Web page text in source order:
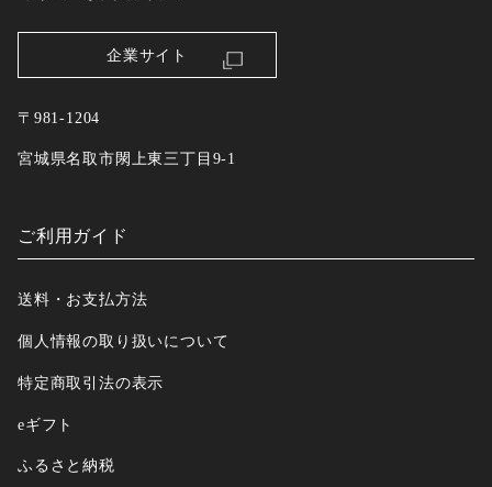
企業サイト
〒981-1204
宮城県名取市閖上東三丁目9-1
ご利用ガイド
送料・お支払方法
個人情報の取り扱いについて
特定商取引法の表示
eギフト
ふるさと納税